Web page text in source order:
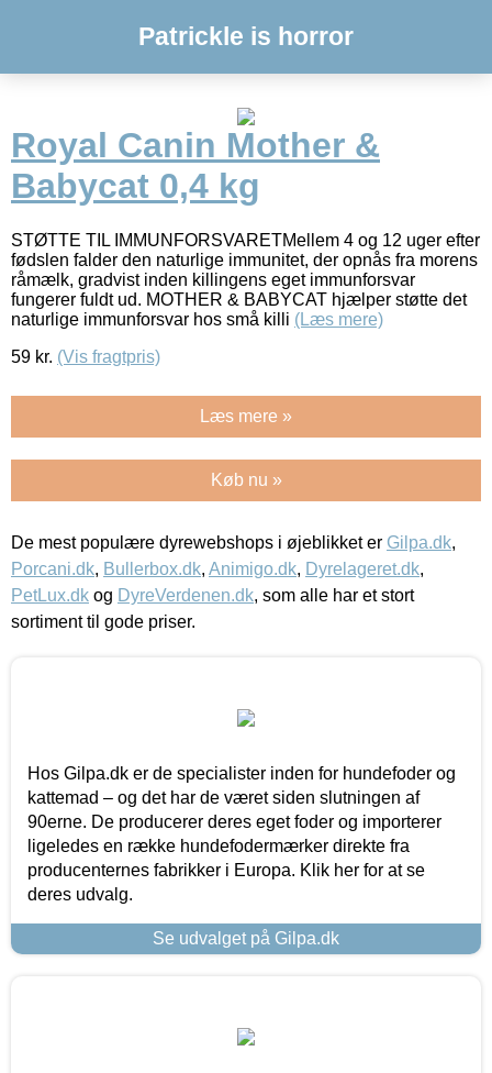
Patrickle is horror
Royal Canin Mother &
Babycat 0,4 kg
STØTTE TIL IMMUNFORSVARETMellem 4 og 12 uger efter
fødslen falder den naturlige immunitet, der opnås fra morens
råmælk, gradvist inden killingens eget immunforsvar
fungerer fuldt ud. MOTHER & BABYCAT hjælper støtte det
naturlige immunforsvar hos små killi (Læs mere)
59 kr. (Vis fragtpris)
Læs mere »
Køb nu »
De mest populære dyrewebshops i øjeblikket er Gilpa.dk,
Porcani.dk, Bullerbox.dk, Animigo.dk, Dyrelageret.dk,
PetLux.dk og DyreVerdenen.dk, som alle har et stort
sortiment til gode priser.
Hos Gilpa.dk er de specialister inden for hundefoder og
kattemad – og det har de været siden slutningen af
90erne. De producerer deres eget foder og importerer
ligeledes en række hundefodermærker direkte fra
producenternes fabrikker i Europa. Klik her for at se
deres udvalg.
Se udvalget på Gilpa.dk